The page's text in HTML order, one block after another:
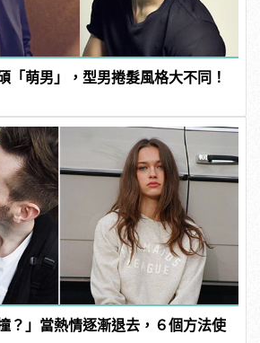
「萌男」，型男捲髮風格大不同！
？」當熱情逐漸退去，６個方法使